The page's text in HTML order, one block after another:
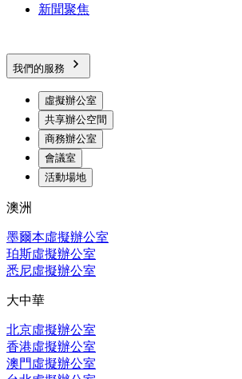
新聞聚焦
我們的服務
虛擬辦公室
共享辦公空間
商務辦公室
會議室
活動場地
澳洲
墨爾本虛擬辦公室
珀斯虛擬辦公室
悉尼虛擬辦公室
大中華
北京虛擬辦公室
香港虛擬辦公室
澳門虛擬辦公室